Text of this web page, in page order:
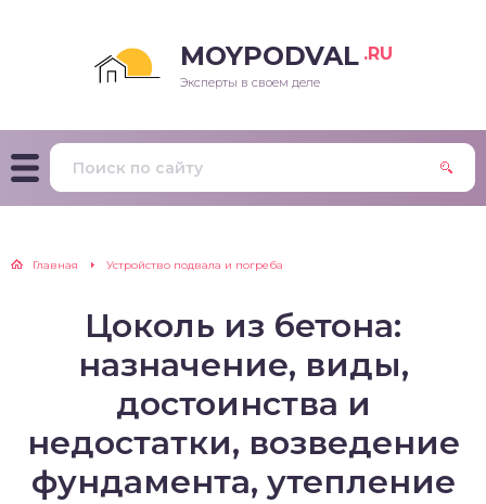
MOYPODVAL .RU
Эксперты в своем деле
Главная Устройство подвала и погреба
Цоколь из бетона:
назначение, виды,
достоинства и
недостатки, возведение
фундамента, утепление